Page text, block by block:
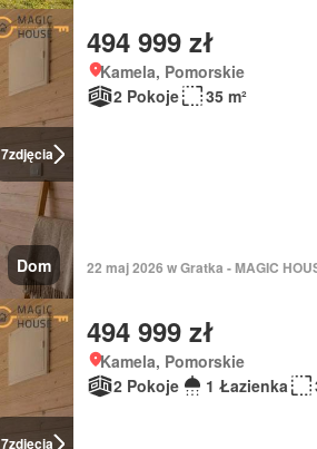
7zdjęcia
Dom
494 999 zł
Kamela, Pomorskie
2 Pokoje
35 m²
22 maj 2026 w Gratka - MAGIC
7zdjęcia
494 999 zł
Kamela, Pomorskie
2 Pokoje
1 Łazienka